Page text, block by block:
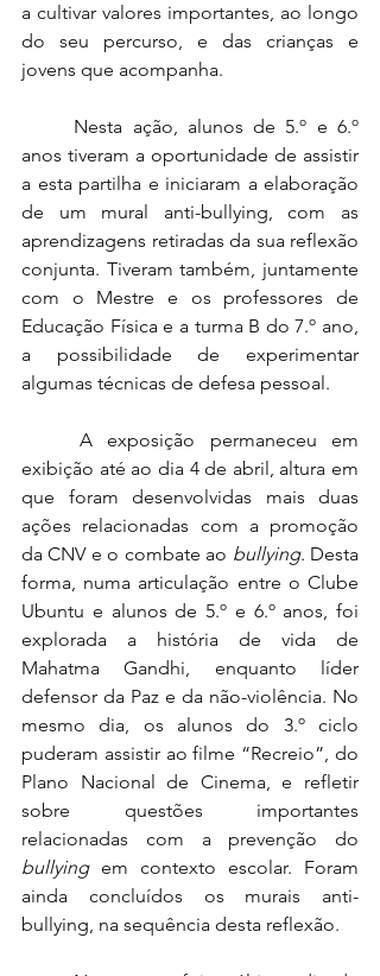
a cultivar valores importantes, ao longo
do seu percurso, e das crianças e
jovens que acompanha.
anos tiveram a oportunidade de assistir
a esta partilha e iniciaram a elaboração
de um mural anti-bullying, com as
aprendizagens retiradas da sua reflexão
conjunta. Tiveram também, juntamente
com o Mestre e os professores de
Educação Física e a turma B do 7.º ano,
a possibilidade de experimentar
algumas técnicas de defesa pessoal.
exibição até ao dia 4 de abril, altura em
que foram desenvolvidas mais duas
ações relacionadas com a promoção
da CNV e o combate ao bullying. Desta
forma, numa articulação entre o Clube
Ubuntu e alunos de 5.º e 6.º anos, foi
explorada a história de vida de
Mahatma Gandhi, enquanto líder
defensor da Paz e da não-violência. No
mesmo dia, os alunos do 3.º ciclo
puderam assistir ao filme “Recreio”, do
Plano Nacional de Cinema, e refletir
sobre questões importantes
bullying em contexto escolar. Foram
ainda concluídos os murais anti-
bullying, na sequência desta reflexão.